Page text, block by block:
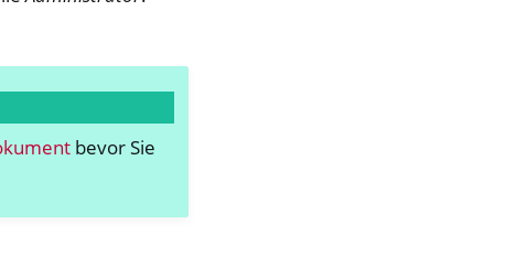
bevor Sie